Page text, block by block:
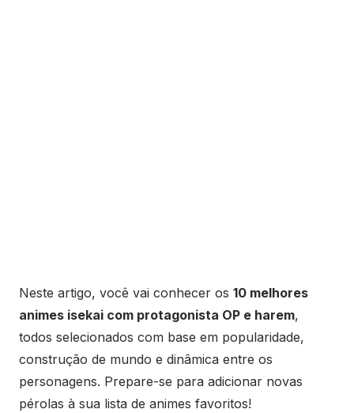
Neste artigo, você vai conhecer os 10 melhores
animes isekai com protagonista OP e harem,
todos selecionados com base em popularidade,
construção de mundo e dinâmica entre os
personagens. Prepare-se para adicionar novas
pérolas à sua lista de animes favoritos!